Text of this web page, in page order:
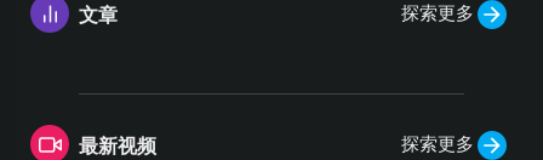
文章 探索更多
最新视频 探索更多